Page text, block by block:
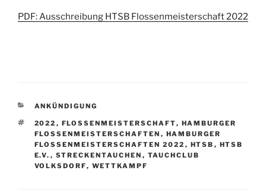
PDF: Ausschreibung HTSB Flossenmeisterschaft 2022
KATEGORIEN
ANKÜNDIGUNG
SCHLAGWÖRTER
2022 , FLOSSENMEISTERSCHAFT, HAMBURGER
FLOSSENMEISTERSCHAFTEN , HAMBURGER
FLOSSENMEISTERSCHAFTEN 2022 , HTSB , HTSB
E.V. , STRECKENTAUCHEN , TAUCHCLUB
VOLKSDORF, WETTKAMPF